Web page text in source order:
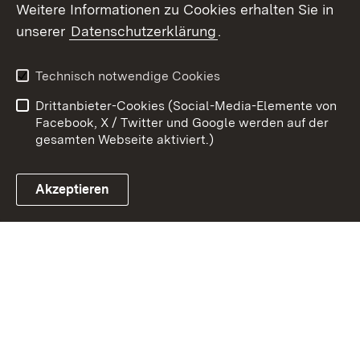
Link zum Landesportal
Kontakt
Datenschutz
Barrierefreiheit
Impressum Cookies
Weitere Informationen zu Cookies erhalten Sie in
unserer Datenschutzerklärung.
Technisch notwendige Cookies
Drittanbieter-Cookies (Social-Media-Elemente von
Facebook, X / Twitter und Google werden auf der
gesamten Webseite aktiviert.)
Akzeptieren